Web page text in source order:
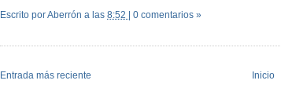
Escrito por Aberrón a las 8:52 | 0 comentarios »
Entrada más reciente Inicio